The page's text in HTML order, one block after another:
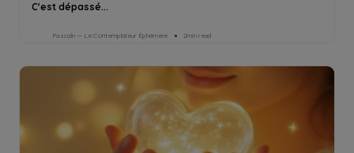
C'est dépassé...
Pascaln — Le Contemplateur Éphémère 2min read